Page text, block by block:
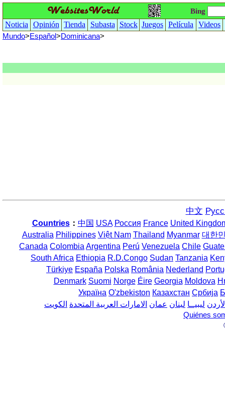
Bing
Noticia Opinión Tienda Subasta Stock Juegos Película Videos
Mundo>Español>Dominicana>
中文
Countries： 中国 USA Россия France United
Australia Philippines Việt Nam Thailand Myanmar 대한
Canada Colombia Argentina Perú Venezuela Chile
South Africa Ethiopia R.D.Congo Sudan Tanzania
Türkiye España Polska România Nederland
Denmark Suomi Norge Éire Georgia Moldova
Україна O'zbekiston Казахстан Србија
ليبيــا لبنان عمان الامارات العربية المتحدة الكويت
Quiénes